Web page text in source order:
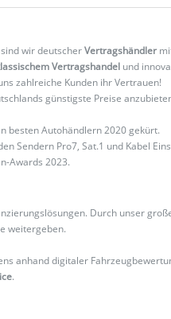
sind wir deutscherVertragshändler
Vertragshandel und
zahlreiche Kunden ihr Vertrauen!
günstigste Preise
besten Autohändlern 2020 gekürt.
Sendern Pro7, Sat.1 und Kabel
Awards 2023.
Durch unser
weitergeben.
anhand digitaler
.